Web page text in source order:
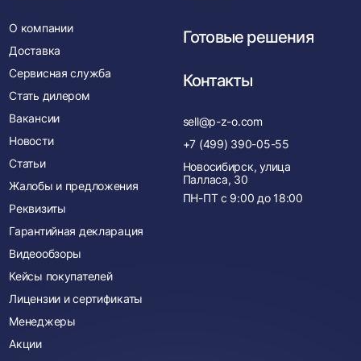
О компании
Доставка
Сервисная служба
Стать дилером
Вакансии
Новости
Статьи
Жалобы и предложения
Реквизиты
Гарантийная декларация
Видеообзоры
Кейсы покупателей
Лицензии и сертификаты
Менеджеры
Акции
Готовые решения
Контакты
sell@p-z-o.com
+7 (499) 390-05-55
Новосибирск, улица
Палласа, 30
ПН-ПТ с 9:00 до 18:00